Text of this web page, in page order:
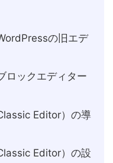
の旧エデ
ロックエディター
Editor）の導
Editor）の設